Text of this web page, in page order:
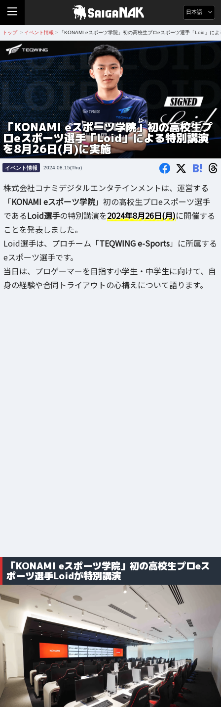
日本語
トップ > イベント情報 > 「KONAMI eスポーツ学院」初の高校生プロeスポーツ選手「Loid」に
「KONAMI eスポーツ学院」初の高校生プ
ロeスポーツ選手「Loid」による特別講演
を8月26日(月)に実施
イベント情報 2024.08.15(Thu) B!
株式会社コナミデジタルエンタテインメントは、運営する
「KONAMI eスポーツ学院」初の高校生プロeスポーツ選手
であるLoid選手の特別講演を2024年8月26日(月)に開催する
ことを発表しました。
Loid選手は、プロチーム「TEQWING e-Sports」に所属する
eスポーツ選手です。
当日は、プロゲーマーを目指す小学生・中学生に向けて、自
身の経験や合同トライアウトの心構えについて語ります。
「KONAMI eスポーツ学院」初の高校生プロeス
ポーツ選手Loidが特別講演